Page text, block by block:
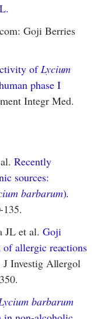
L.
Goji Berries
ofLycium
phase I
Integr Med.
al.Recently
sources:
barbarum).
JL et al. Goji
allergic reactions
J Investig Allergol
barbarum